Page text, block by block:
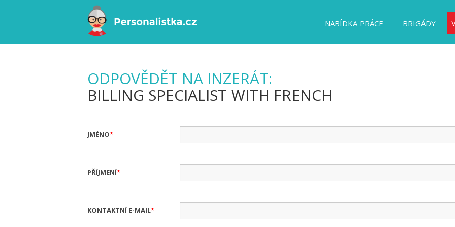
NABÍDKA PRÁCE BRIGÁDY
ODPOVĚDĚT NA INZERÁT:
BILLING SPECIALIST WITH FRENCH
JMÉNO
PŘÍJMENÍ
KONTAKTNÍ E-MAIL